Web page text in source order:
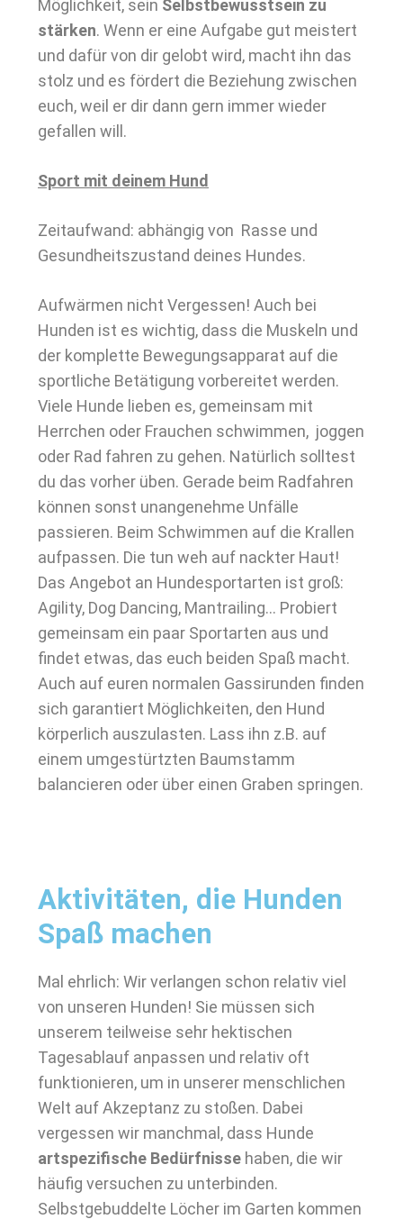
Möglichkeit, sein Selbstbewusstsein zu
stärken. Wenn er eine Aufgabe gut meistert
und dafür von dir gelobt wird, macht ihn das
stolz und es fördert die Beziehung zwischen
euch, weil er dir dann gern immer wieder
gefallen will.
Sport mit deinem Hund
Zeitaufwand: abhängig von Rasse und
Gesundheitszustand deines Hundes.
Aufwärmen nicht Vergessen! Auch bei
Hunden ist es wichtig, dass die Muskeln und
der komplette Bewegungsapparat auf die
sportliche Betätigung vorbereitet werden.
Viele Hunde lieben es, gemeinsam mit
Herrchen oder Frauchen schwimmen, joggen
oder Rad fahren zu gehen. Natürlich solltest
du das vorher üben. Gerade beim Radfahren
können sonst unangenehme Unfälle
passieren. Beim Schwimmen auf die Krallen
aufpassen. Die tun weh auf nackter Haut!
Das Angebot an Hundesportarten ist groß:
Agility, Dog Dancing, Mantrailing… Probiert
gemeinsam ein paar Sportarten aus und
findet etwas, das euch beiden Spaß macht.
Auch auf euren normalen Gassirunden finden
sich garantiert Möglichkeiten, den Hund
körperlich auszulasten. Lass ihn z.B. auf
einem umgestürtzten Baumstamm
balancieren oder über einen Graben springen.
Aktivitäten, die Hunden
Spaß machen
Mal ehrlich: Wir verlangen schon relativ viel
von unseren Hunden! Sie müssen sich
unserem teilweise sehr hektischen
Tagesablauf anpassen und relativ oft
funktionieren, um in unserer menschlichen
Welt auf Akzeptanz zu stoßen. Dabei
vergessen wir manchmal, dass Hunde
artspezifische Bedürfnisse haben, die wir
häufig versuchen zu unterbinden.
Selbstgebuddelte Löcher im Garten kommen